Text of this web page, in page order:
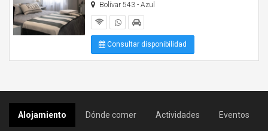
Bolívar 543 - Azul
Consultar disponibilidad
Alojamiento Dónde comer Actividades Eventos